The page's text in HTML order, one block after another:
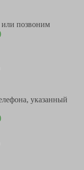
позвоним
указанный